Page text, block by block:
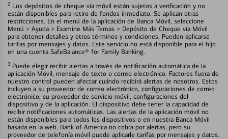
2 Los depósitos de cheque vía móvil están sujetos a verificación y no
están disponibles para retiro de fondos inmediato. Se aplican otras
restricciones. En el menú de la aplicación de Banca Móvil, seleccione
Menú > Ayuda > Examine Más Temas > Depósito de Cheque vía Móvil
para obtener detalles y otros términos y condiciones. Pueden aplicarse
tarifas por mensajes y datos. Este servicio no está disponible para el hijo
en una cuenta SafeBalance® for Family Banking.
3 Puede elegir recibir alertas a través de notificación automática de la
aplicación Móvil, mensaje de texto o correo electrónico. Factores fuera de
nuestro control pueden afectar cuándo recibirá alertas de nosotros. Estos
incluyen a su proveedor de correo electrónico, configuraciones de correo
electrónico, su proveedor de servicio móvil, configuraciones del
dispositivo y de la aplicación. El dispositivo debe tener la capacidad de
recibir notificaciones automáticas. Las alertas de la aplicación móvil no
están disponibles para todos los dispositivos o en nuestra Banca Móvil
basada en la web. Bank of America no cobra por alertas, pero su
proveedor de telefonía móvil puede aplicarle tarifas por mensajes y datos.